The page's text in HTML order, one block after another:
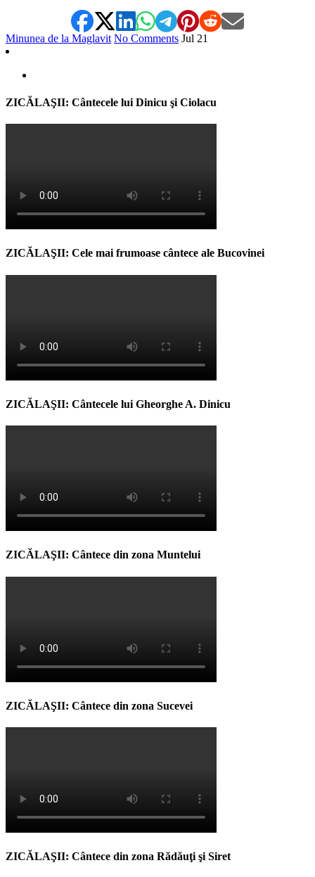
Minunea de la Maglavit No Comments Jul 21
ZICĂLAŞII: Cântecele lui Dinicu şi Ciolacu
ZICĂLAŞII: Cele mai frumoase cântece ale Bucovinei
ZICĂLAŞII: Cântecele lui Gheorghe A. Dinicu
ZICĂLAŞII: Cântece din zona Muntelui
ZICĂLAŞII: Cântece din zona Sucevei
ZICĂLAŞII: Cântece din zona Rădăuţi şi Siret